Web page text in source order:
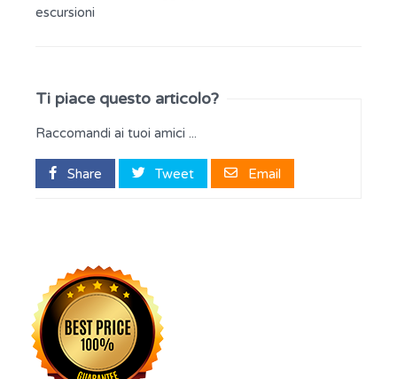
escursioni
Ti piace questo articolo?
Raccomandi ai tuoi amici ...
Share Tweet Email